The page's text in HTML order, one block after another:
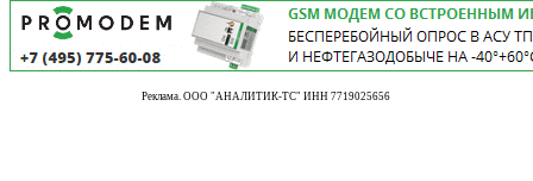
Реклама. ООО "АНАЛИТИК-ТС" ИНН 7719025656